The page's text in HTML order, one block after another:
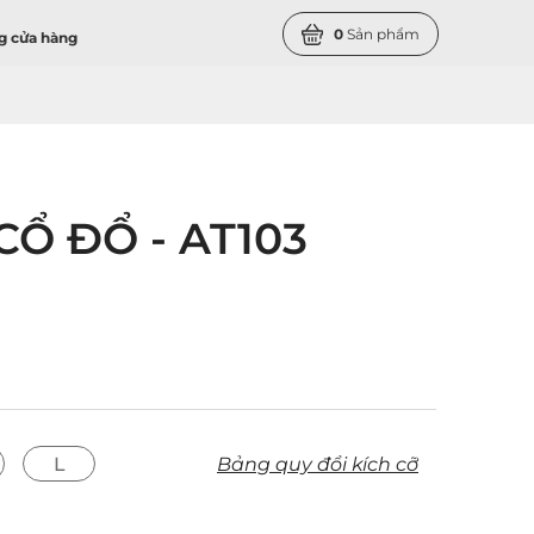
cửa hàng 0 Sản phẩm
ĐỔ - AT103
L Bảng quy đổi kích cỡ